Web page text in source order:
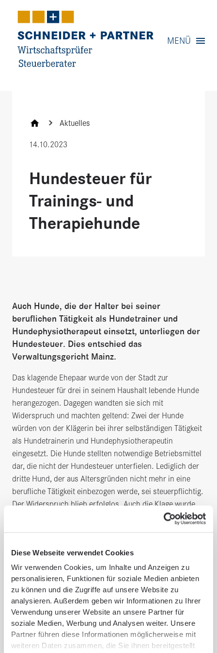
Diese Webseite verwendet Cookies
Wir verwenden Cookies, um Inhalte und Anzeigen zu
personalisieren, Funktionen für soziale Medien anbieten
zu können und die Zugriffe auf unsere Website zu
analysieren. Außerdem geben wir Informationen zu Ihrer
Verwendung unserer Website an unsere Partner für
soziale Medien, Werbung und Analysen weiter. Unsere
Partner führen diese Informationen möglicherweise mit
weiteren Daten zusammen, die Sie ihnen bereitgestellt
Inhalt MENÜ
Aktuelles
14.10.2023
Hundesteuer für
Trainings- und
Therapiehunde
Auch Hunde, die der Halter bei seiner
beruflichen Tätigkeit als Hundetrainer und
Hundephysiotherapeut einsetzt, unterliegen der
Hundesteuer. Dies entschied das
Verwaltungsgericht Mainz.
Das klagende Ehepaar wurde von der Stadt zur
Hundesteuer für drei in seinem Haushalt lebende Hunde
herangezogen. Dagegen wandten sie sich mit
Widerspruch und machten geltend: Zwei der Hunde
würden von der Klägerin bei ihrer selbständigen Tätigkeit
als Hundetrainerin und Hundephysiotherapeutin
eingesetzt. Die Hunde stellten notwendige Betriebsmittel
dar, die nicht der Hundesteuer unterfielen. Lediglich der
dritte Hund, der aus Altersgründen nicht mehr in eine
berufliche Tätigkeit einbezogen werde, sei steuerpflichtig.
Der Widerspruch blieb erfolglos. Auch die Klage wurde
mit Urteil vom 20.9.2023 (Az. 3 K 16/23.MZ)
Keine notwendigen Betriebsmittel
Von einer erwerbswirtschaftlichen Ausrichtung sei nur
auszugehen, wenn die Berufsausübung ohne die
Hundehaltung nicht möglich sei oder ohne die
Hundehaltung erheblich erschweren würde. Solche
Umstände seien hier nicht ersichtlich. Die Klägerin habe
nicht dargestellt, dass ihre Hunde als "Anleithunde" oder
"Vorführhunde" für den Trainings- und Therapiebetrieb